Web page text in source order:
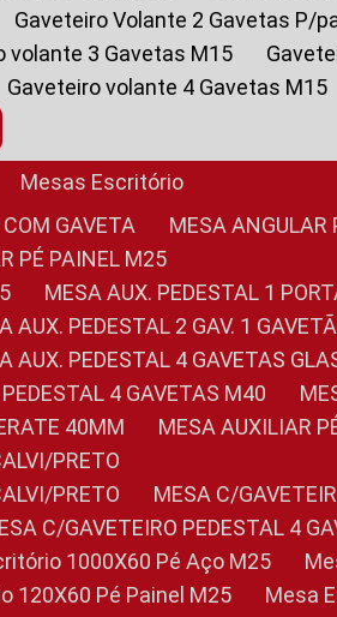
Gaveteiro Volante 2 Gavetas P/
volante 3 Gavetas M15
Gaveteiro volante 4 Gavetas M15
Mesas Escritório
COM GAVETA
MESA
PÉ PAINEL M25
MESA AUX. PEDESTAL 1
AUX. PEDESTAL 2 GAV. 1
AUX. PEDESTAL 4 GAVETAS
PEDESTAL 4 GAVETAS M40
40MM
MESA AUXILIAR
PRETO
PRETO
MESA C/
MESA C/GAVETEIRO PEDESTAL 4
1000X60 Pé Aço M25
120X60 Pé Painel M25